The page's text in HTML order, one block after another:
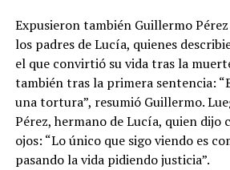
Expusieron también Guillermo
los padres de Lucía, quienes
el que convirtió su vida tras la
también tras la primera sentencia:
una tortura”, resumió Guillermo.
Pérez, hermano de Lucía, quien dijo
ojos: “Lo único que sigo viendo es
pasando la vida pidiendo justicia”.